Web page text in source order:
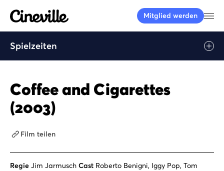
Cineville Logo
Mitglied werden
Spielzeiten
Coffee and Cigarettes
(2003)
Film teilen
Regie Jim Jarmusch Cast Roberto Benigni, Iggy Pop, Tom